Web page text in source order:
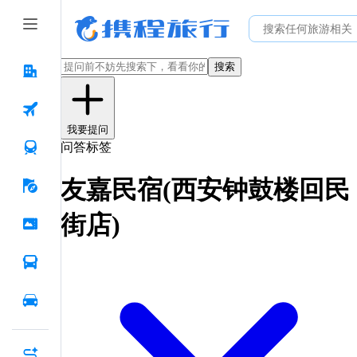
搜索
我要提问
问答标签
友嘉民宿(西安钟鼓楼回民
街店)